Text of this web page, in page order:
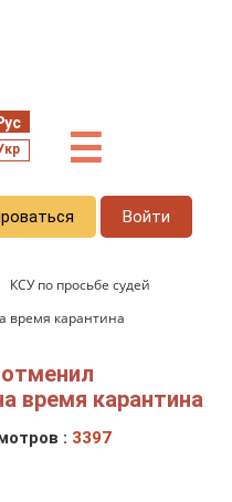
☰
Войти
КСУ по просьбе судей
время карантина
время карантина
: 3397